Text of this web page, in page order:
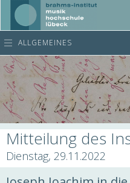
ALLGEMEINES
Mitteilung des
Dienstag, 29.11.2022